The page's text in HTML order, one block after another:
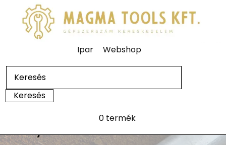
Ipar Webshop
0 termék